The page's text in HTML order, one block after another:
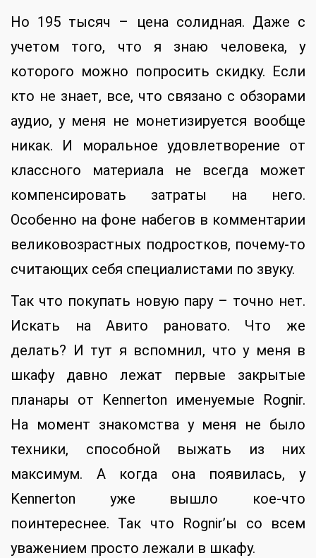
Но 195 тысяч – цена солидная. Даже с
учетом того, что я знаю человека, у
которого можно попросить скидку. Если
кто не знает, все, что связано с обзорами
аудио, у меня не монетизируется вообще
никак. И моральное удовлетворение от
классного материала не всегда может
компенсировать затраты на него.
Особенно на фоне набегов в комментарии
великовозрастных подростков, почему-то
считающих себя специалистами по звуку.
Так что покупать новую пару – точно нет.
Искать на Авито рановато. Что же
делать? И тут я вспомнил, что у меня в
шкафу давно лежат первые закрытые
планары от Kennerton именуемые Rognir.
На момент знакомства у меня не было
техники, способной выжать из них
максимум. А когда она появилась, у
Kennerton уже вышло кое-что
поинтереснее. Так что Rognir’ы со всем
уважением просто лежали в шкафу.